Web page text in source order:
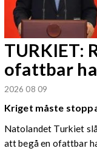
TURKIET:
ofattbar
2026 08 09
Kriget måste
Natolandet Turkiet
att begå en ofattbar